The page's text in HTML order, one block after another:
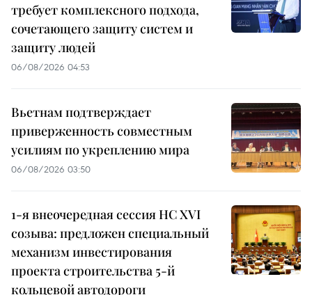
требует комплексного подхода,
сочетающего защиту систем и
защиту людей
06/08/2026 04:53
Вьетнам подтверждает
приверженность совместным
усилиям по укреплению мира
06/08/2026 03:50
1-я внеочередная сессия НС XVI
созыва: предложен специальный
механизм инвестирования
проекта строительства 5-й
кольцевой автодороги